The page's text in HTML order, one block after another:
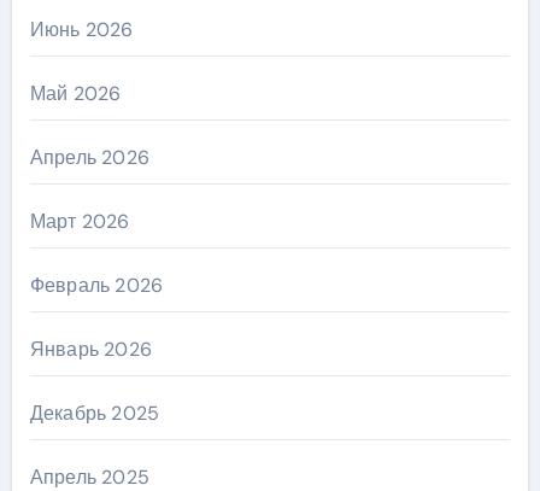
Июнь 2026
Май 2026
Апрель 2026
Март 2026
Февраль 2026
Январь 2026
Декабрь 2025
Апрель 2025